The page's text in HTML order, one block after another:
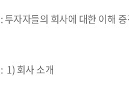
투자자들의 회사에 대한 이해
1) 회사 소개